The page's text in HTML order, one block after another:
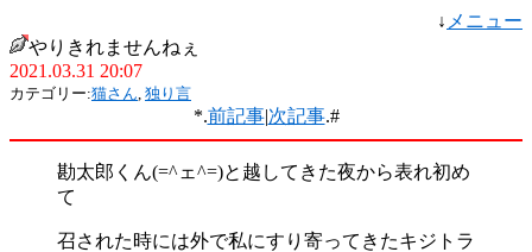
↓ メニュー
やりきれませんねぇ
2021.03.31 20:07
カテゴリー:猫さん, 独り言
*.前記事|次記事.#
勘太郎くん(=^ェ^=)と越してきた夜から表れ初め
て
召された時には外で私にすり寄ってきたキジトラ